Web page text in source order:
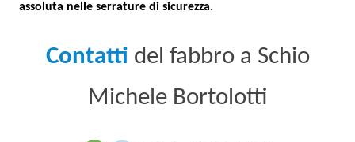
assoluta nelle serrature di sicurezza.
Contatti del fabbro a Schio
Michele Bortolotti